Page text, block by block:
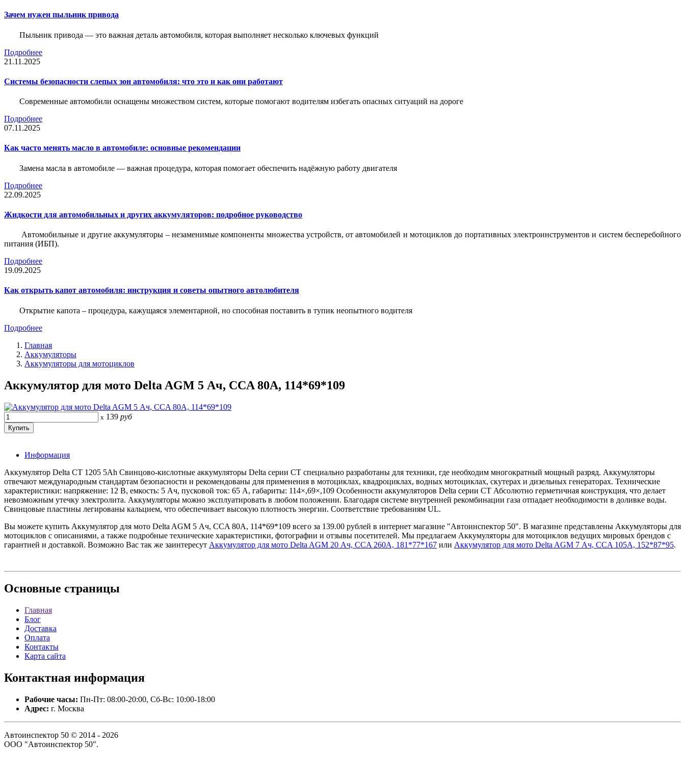
Зачем нужен пыльник привода
Пыльник привода — это важная деталь автомобиля, которая выполняет несколько ключевых функций
Подробнее
21.11.2025
Системы безопасности слепых зон автомобиля: что это и как они работают
Современные автомобили оснащены множеством систем, которые помогают водителям избегать опасных ситуаций на дороге
Подробнее
07.11.2025
Как часто менять масло в автомобиле: основные рекомендации
Замена масла в автомобиле — важная процедура, которая помогает обеспечить надёжную работу двигателя
Подробнее
22.09.2025
Жидкости для автомобильных и других аккумуляторов: подробное руководство
Автомобильные и другие аккумуляторы – незаменимые компоненты множества устройств, от автомобилей и мотоциклов до портативных электроинструментов и систем бесперебойного
питания (ИБП).
Подробнее
19.09.2025
Как открыть капот автомобиля: инструкция и советы опытного автолюбителя
Открытие капота – процедура, кажущаяся элементарной, но способная поставить в тупик неопытного водителя
Подробнее
Главная
Аккумуляторы
Аккумуляторы для мотоциклов
Аккумулятор для мото Delta AGM 5 Ач, CCA 80A, 114*69*109
x 139 руб
Информация
Аккумулятор Delta СТ 1205 5Ah Свинцово-кислотные аккумуляторы Delta серии CT специально разработаны для техники, где необходим многократный мощный разряд. Аккумуляторы
отвечают международным стандартам безопасности и рекомендованы для применения в мотоциклах, квадроциклах, водных мотоциклах, скутерах и дизельных генераторах. Технические
характеристики: напряжение: 12 В, емкость: 5 Ач, пусковой ток: 65 А, габариты: 114×,69×,109 Особенности аккумуляторов Delta серии CT Абсолютно герметичная конструкция, что делает
невозможным утечку электролита. Аккумуляторы можно эксплуатировать в любом положении. Благодаря системе внутренней рекомбинации газа отпадает необходимости в доливке воды.
Свинцовые пластины легированы кальцием, что обеспечивает высокую плотность энергии. Соответствие требованиям UL.
Вы можете купить Аккумулятор для мото Delta AGM 5 Ач, CCA 80A, 114*69*109 всего за 139.00 рублей в интернет магазине "Автоинспектор 50". В магазине представлены Аккумуляторы для
мотоциклов с описаниями, а также подробные технические характеристики, фотографии и отзывы посетителей. Мы предлагаем Аккумуляторы для мотоциклов ведущих мировых брендов с
гарантией и доставкой. Возможно Вас так же заинтересут Аккумулятор для мото Delta AGM 20 Ач, CCA 260A, 181*77*167 или Аккумулятор для мото Delta AGM 7 Ач, CCA 105A, 152*87*95.
Основные страницы
Главная
Блог
Доставка
Оплата
Контакты
Карта сайта
Контактная информация
Рабочие часы: Пн-Пт: 08:00-20:00, Сб-Вс: 10:00-18:00
Адрес: г. Москва
Автоинспектор 50 © 2014 - 2026
ООО "Автоинспектор 50".